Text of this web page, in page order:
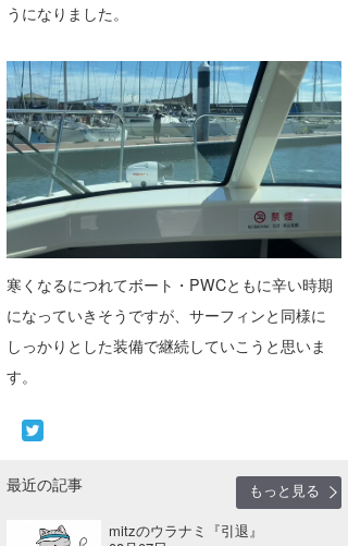
うになりました。
寒くなるにつれてボート・PWCともに辛い時期
になっていきそうですが、サーフィンと同様に
しっかりとした装備で継続していこうと思いま
す。
最近の記事
もっと見る
mitzのウラナミ『引退』
wanda
予報士 hiro.
banpaku
Mr.K
Romisea